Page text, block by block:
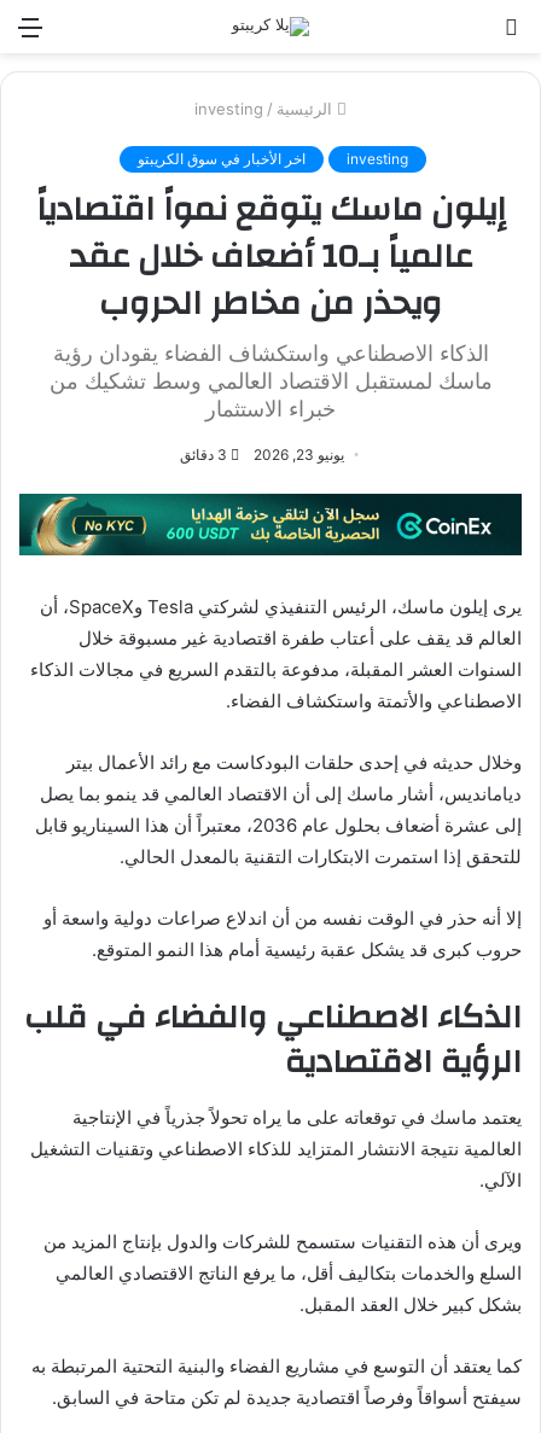
الرئيسية /
investing
investing اخر الأخبار في سوق الكريبتو
إيلون ماسك يتوقع نمواً اقتصادياً
عالمياً بـ10 أضعاف خلال عقد
ويحذر من مخاطر الحروب
الذكاء الاصطناعي واستكشاف الفضاء يقودان رؤية
ماسك لمستقبل الاقتصاد العالمي وسط تشكيك من
خبراء الاستثمار
يونيو 23, 2026
يرى إيلون ماسك، الرئيس التنفيذي لشركتي Tesla وSpaceX، أن
العالم قد يقف على أعتاب طفرة اقتصادية غير مسبوقة خلال
السنوات العشر المقبلة، مدفوعة بالتقدم السريع في مجالات الذكاء
الاصطناعي والأتمتة واستكشاف الفضاء.
وخلال حديثه في إحدى حلقات البودكاست مع رائد الأعمال بيتر
ديامانديس، أشار ماسك إلى أن الاقتصاد العالمي قد ينمو بما يصل
إلى عشرة أضعاف بحلول عام 2036، معتبراً أن هذا السيناريو قابل
للتحقق إذا استمرت الابتكارات التقنية بالمعدل الحالي.
إلا أنه حذر في الوقت نفسه من أن اندلاع صراعات دولية واسعة أو
حروب كبرى قد يشكل عقبة رئيسية أمام هذا النمو المتوقع.
الذكاء الاصطناعي والفضاء في قلب
الرؤية الاقتصادية
يعتمد ماسك في توقعاته على ما يراه تحولاً جذرياً في الإنتاجية
العالمية نتيجة الانتشار المتزايد للذكاء الاصطناعي وتقنيات التشغيل
الآلي.
ويرى أن هذه التقنيات ستسمح للشركات والدول بإنتاج المزيد من
السلع والخدمات بتكاليف أقل، ما يرفع الناتج الاقتصادي العالمي
بشكل كبير خلال العقد المقبل.
كما يعتقد أن التوسع في مشاريع الفضاء والبنية التحتية المرتبطة به
سيفتح أسواقاً وفرصاً اقتصادية جديدة لم تكن متاحة في السابق.